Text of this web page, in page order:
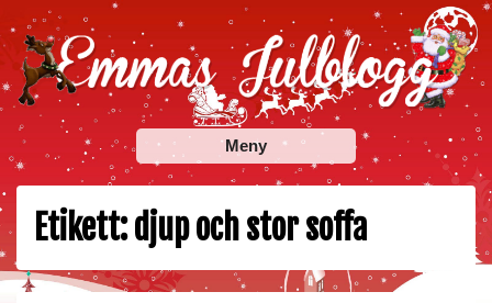
Skip
to
content
Emmas Julblogg
Julbloggar om julnyheter, julklappstips, julkalendrar,
adventskalendrar , julpyssel och julrecept!
Meny
Etikett:djup och stor soffa